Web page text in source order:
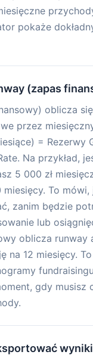
pokaże
(zapas
oblicza
przez
= Rezerwy
Na przykład,
5 000 zł
To mówi,
zanim będzie
lub
oblicza runway
na 12 miesięcy.
gdy musisz